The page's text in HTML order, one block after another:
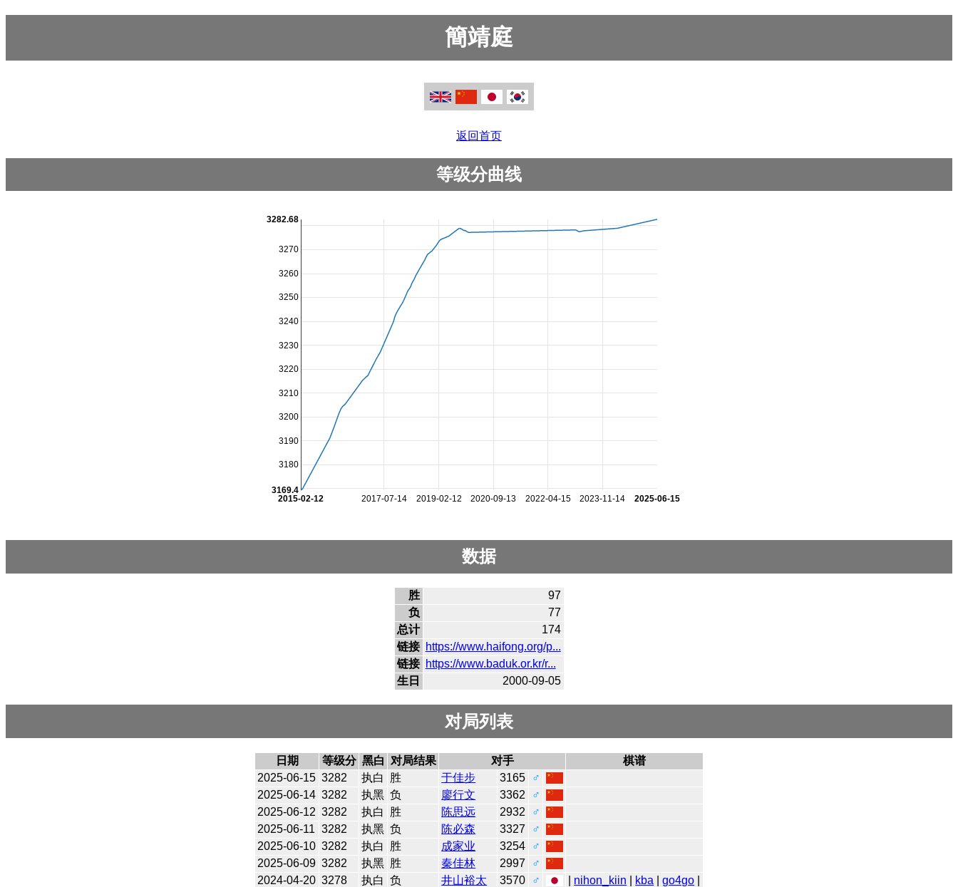
簡靖庭
返回首页
等级分曲线
2017-07-14 2019-02-12 2020-09-13 2022-04-15 2023-11-14
2015-02-12 2025-06-15
3180
3190
3200
3210
3220
3230
3240
3250
3260
3270
3169.4
3282.68
数据
胜
97
负
77
总计
174
链接 https://www.haifong.org/p...
链接 https://www.baduk.or.kr/r...
生日
2000-09-05
对局列表
日期 等级分 黑白 对局结果 对手
棋谱
2025-06-15 3282 执白 胜 于佳步 3165
♂
2025-06-14 3282 执黑 负 廖行文 3362
♂
2025-06-12 3282 执白 胜 陈思远 2932
♂
2025-06-11 3282 执黑 负 陈必森 3327
♂
2025-06-10 3282 执白 胜 成家业 3254
♂
2025-06-09 3282 执黑 胜 秦佳林 2997
♂
2024-04-20 3278 执白 负 井山裕太 3570 ♂ nihon_kiin kba |go4go